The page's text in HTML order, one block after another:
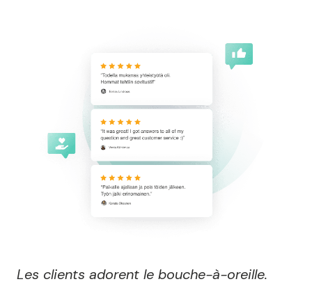
Les clients adorent le bouche-à-oreille.